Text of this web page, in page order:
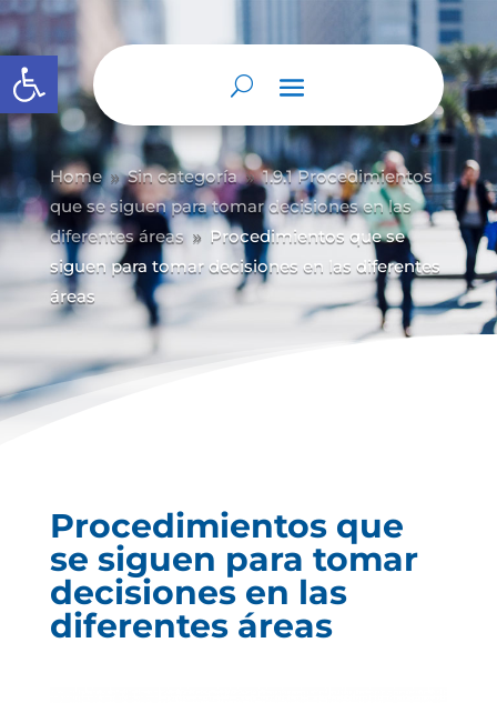
Abrir barra de herramientas
Home 9 Sin categoría 9 1.9.1 Procedimientos
que se siguen para tomar decisiones en las
diferentes áreas 9
Procedimientos que se
siguen para tomar decisiones en las diferentes
áreas
Procedimientos que
se siguen para tomar
decisiones en las
diferentes áreas